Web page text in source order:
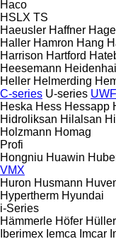
Haco
HSLX TS
Haeusler Haffner
Haller Hamron Hang
Harrison Hartford
Heesemann
Heller Helmerding
C-series U-series UWF
Heska Hess Hessapp
Hidroliksan Hilalsan
Holzmann Homag
Profi
Hongniu Huawin
VMX
Huron Husmann
Hypertherm Hyundai
i-Series
Hämmerle Höfer
Iberimex Iemca Imcar